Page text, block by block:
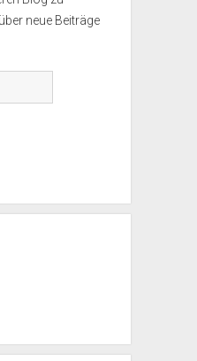
neue Beiträge